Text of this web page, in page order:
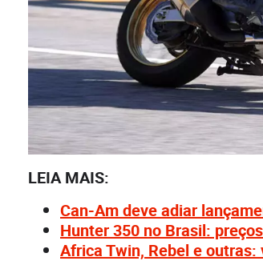
LEIA MAIS:
Can-Am deve adiar
Hunter 350 no Brasil:
Africa Twin, Rebel e